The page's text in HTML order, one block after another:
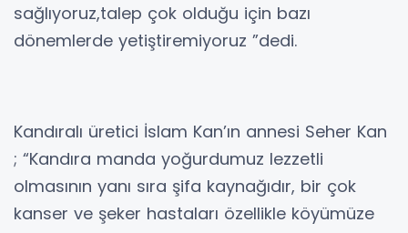
sağlıyoruz,talep çok olduğu için bazı
dönemlerde yetiştiremiyoruz ”dedi.
Kandıralı üretici İslam Kan’ın annesi Seher Kan
; “Kandıra manda yoğurdumuz lezzetli
olmasının yanı sıra şifa kaynağıdır, bir çok
kanser ve şeker hastaları özellikle köyümüze